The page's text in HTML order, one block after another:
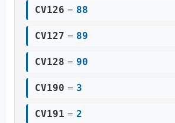
CV126 = 88
CV127 = 89
CV128 = 90
CV190 = 3
CV191 = 2